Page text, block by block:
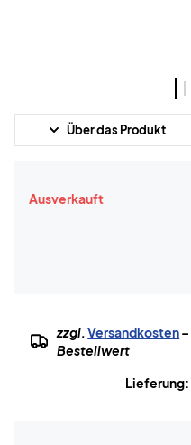
Über das Produkt
Ausverkauft
zzgl.Versandkosten
Bestellwert